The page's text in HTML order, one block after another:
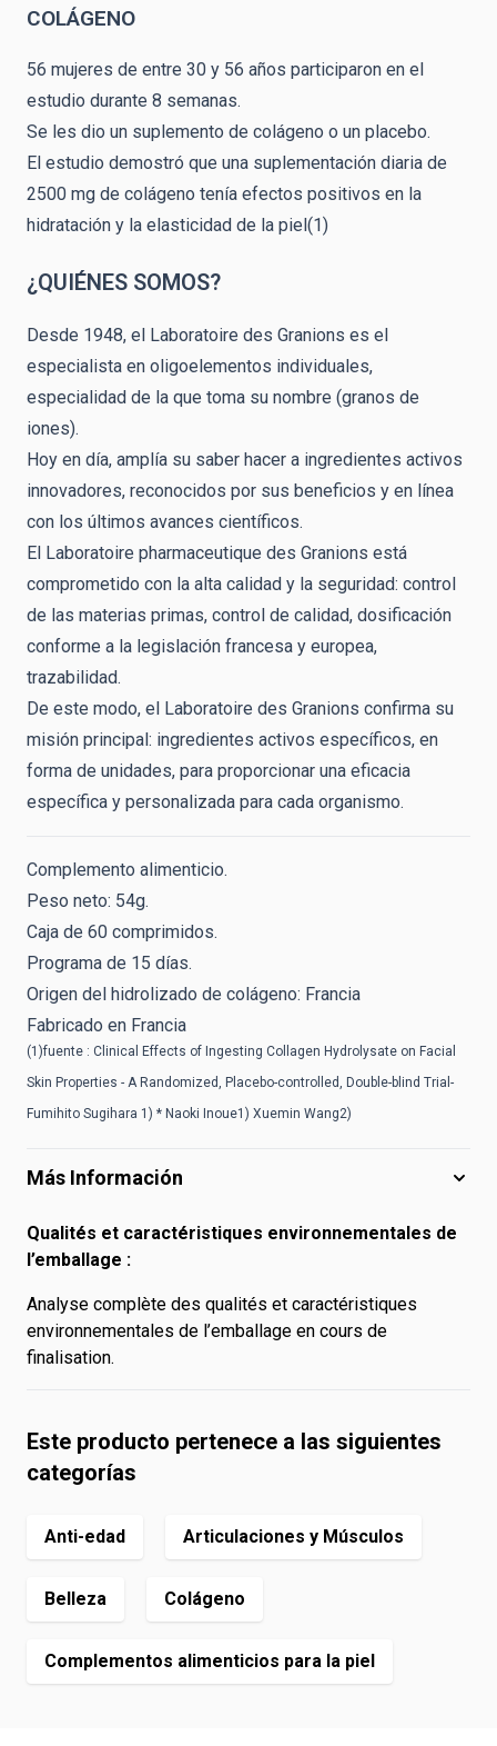
COLÁGENO
56 mujeres de entre 30 y 56 años participaron en el
estudio durante 8 semanas.
Se les dio un suplemento de colágeno o un placebo.
El estudio demostró que una suplementación diaria de
2500 mg de colágeno tenía efectos positivos en la
hidratación y la elasticidad de la piel(1)
¿QUIÉNES SOMOS?
Desde 1948, el Laboratoire des Granions es el
especialista en oligoelementos individuales,
especialidad de la que toma su nombre (granos de
iones).
Hoy en día, amplía su saber hacer a ingredientes activos
innovadores, reconocidos por sus beneficios y en línea
con los últimos avances científicos.
El Laboratoire pharmaceutique des Granions está
comprometido con la alta calidad y la seguridad: control
de las materias primas, control de calidad, dosificación
conforme a la legislación francesa y europea,
trazabilidad.
De este modo, el Laboratoire des Granions confirma su
misión principal: ingredientes activos específicos, en
forma de unidades, para proporcionar una eficacia
específica y personalizada para cada organismo.
Complemento alimenticio.
Peso neto: 54g.
Caja de 60 comprimidos.
Programa de 15 días.
Origen del hidrolizado de colágeno: Francia
Fabricado en Francia
(1)fuente : Clinical Effects of Ingesting Collagen Hydrolysate on Facial
Skin Properties - A Randomized, Placebo-controlled, Double-blind Trial-
Fumihito Sugihara 1) * Naoki Inoue1) Xuemin Wang2)
Más Información
Qualités et caractéristiques environnementales de
l’emballage :
Analyse complète des qualités et caractéristiques
environnementales de l’emballage en cours de
finalisation.
Este producto pertenece a las siguientes
categorías
Anti-edad Articulaciones y Músculos
Belleza Colágeno
Complementos alimenticios para la piel